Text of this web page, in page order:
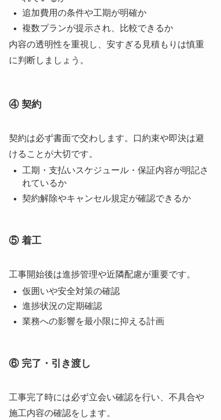
追加費用の条件や工期が明確か
複数プランが提示され、比較できるか
内容の透明性を重視し、安すぎる見積もりは慎重
に判断しましょう。
④ 契約
契約は必ず書面で交わします。口約束や即決は避
けることが大切です。
工期・支払いスケジュール・保証内容が明記さ
れているか
契約解除やキャンセル規定が確認できるか
⑤ 着工
工事開始後は進捗管理や近隣配慮が重要です。
仮囲いや安全対策の確認
進捗状況の定期確認
業務への影響を最小限に抑える計画
⑥ 完了・引き渡し
工事完了時には必ず立会い確認を行い、不具合や
施工内容の確認をします。